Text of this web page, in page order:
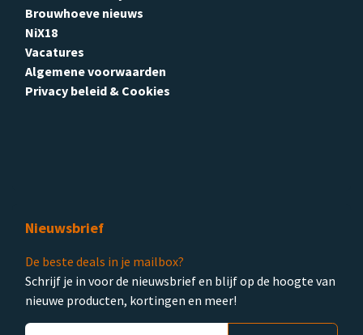
Brouwhoeve nieuws
NiX18
Vacatures
Algemene voorwaarden
Privacy beleid & Cookies
Nieuwsbrief
De beste deals in je mailbox?
Schrijf je in voor de nieuwsbrief en blijf op de hoogte van
nieuwe producten, kortingen en meer!